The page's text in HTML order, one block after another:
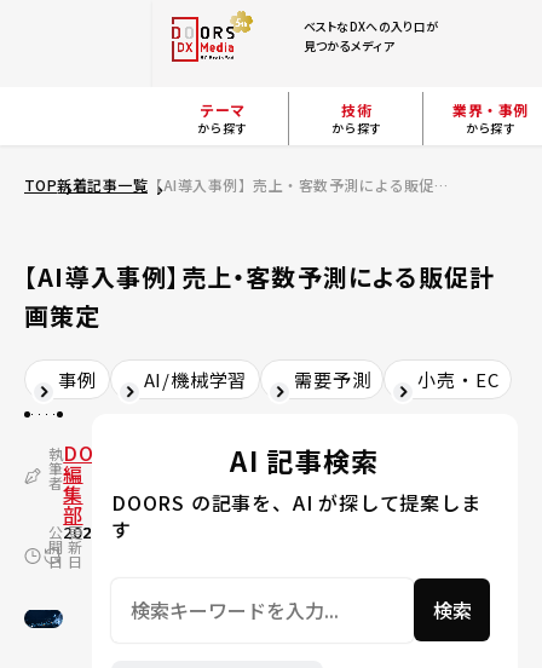
ベストなDXへの入り口が
見つかるメディア
テーマ
から探す
技術
から探す
業界・事例
から探す
TOP新着記事一覧 【AI導入事例】売上・客数予測による販促計画策定
【AI導入事例】売上・客数予測による販促計
画策定
事例 AI/機械学習 需要予測 小売・EC
執
筆
者
DOORS
編
集
部
公
開
日
2020.10.30
更
新
日
2024.03.07
AI 記事検索
DOORS の記事を、AI が探して提案しま
す
検索